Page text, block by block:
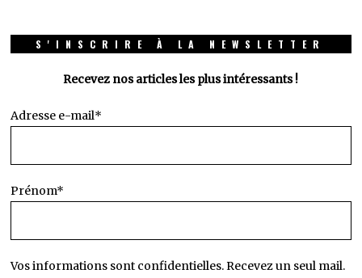
S'INSCRIRE À LA NEWSLETTER
Recevez nos articles les plus intéressants !
Adresse e-mail*
Prénom*
Vos informations sont confidentielles. Recevez un seul mail.